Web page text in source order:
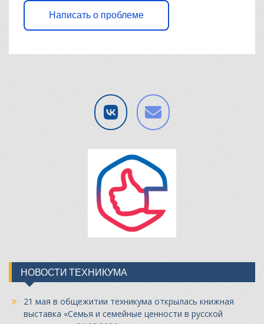
Написать о проблеме
НОВОСТИ ТЕХНИКУМА
21 мая в общежитии техникума открылась книжная
выставка «Семья и семейные ценности в русской